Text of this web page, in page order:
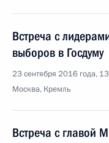
Встреча с
выборов в Госдуму
23 сентября 2016 года,
Москва, Кремль
Встреча с главой